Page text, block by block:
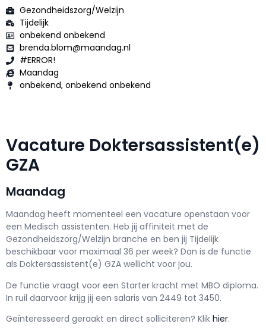
Gezondheidszorg/Welzijn
Tijdelijk
onbekend onbekend
brenda.blom@maandag.nl
#ERROR!
Maandag
onbekend, onbekend onbekend
Vacature Doktersassistent(e)
GZA
Maandag
Maandag heeft momenteel een vacature openstaan voor
een Medisch assistenten. Heb jij affiniteit met de
Gezondheidszorg/Welzijn branche en ben jij Tijdelijk
beschikbaar voor maximaal 36 per week? Dan is de functie
als Doktersassistent(e) GZA wellicht voor jou.
De functie vraagt voor een Starter kracht met MBO diploma.
In ruil daarvoor krijg jij een salaris van 2449 tot 3450.
Geïnteresseerd geraakt en direct solliciteren? Klik hier.